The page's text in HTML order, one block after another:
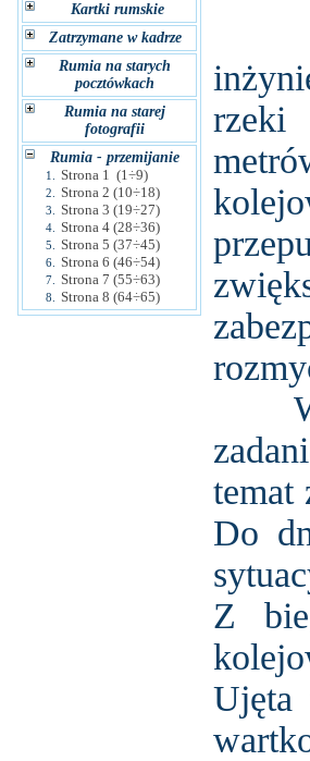
Kartki rumskie
Zatrzymane w kadrze
Rumia na starych
pocztówkach
Rumia na starej
fotografii
Rumia - przemijanie
1. Strona 1 (1÷9)
2. Strona 2 (10÷18)
3. Strona 3 (19÷27)
4. Strona 4 (28÷36)
5. Strona 5 (37÷45)
6. Strona 6 (46÷54)
7. Strona 7 (55÷63)
8. Strona 8 (64÷65)
Z
temat
Do
Z
Ujęta